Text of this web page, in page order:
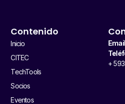
Contenido
Inicio
CITEC
TechTools
Socios
Eventos
+